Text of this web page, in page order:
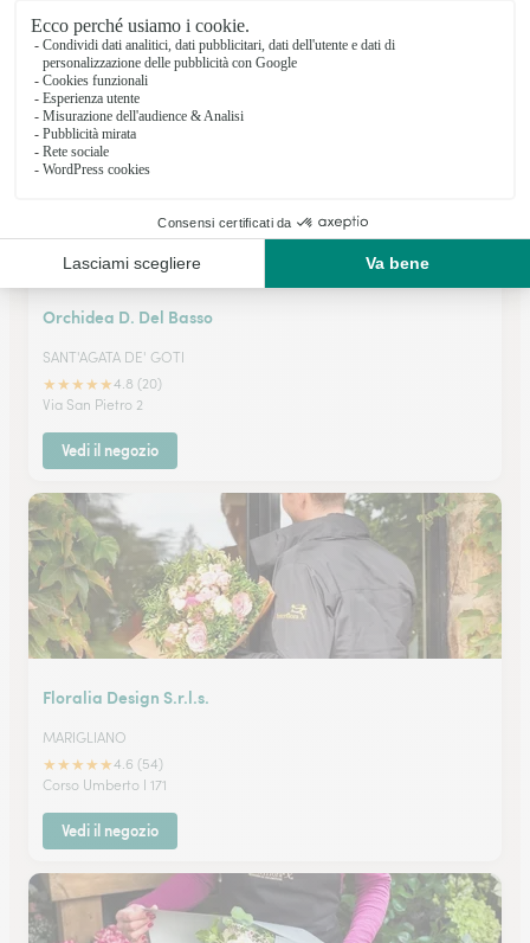
Via Nazionale Puglie-R.Cittadella
Vedi il negozio
Orchidea D. Del Basso
SANT'AGATA DE' GOTI
★★★★★4.8 (20)
Via San Pietro 2
Vedi il negozio
Floralia Design S.r.l.s.
MARIGLIANO
★★★★★4.6 (54)
Corso Umberto I 171
Vedi il negozio